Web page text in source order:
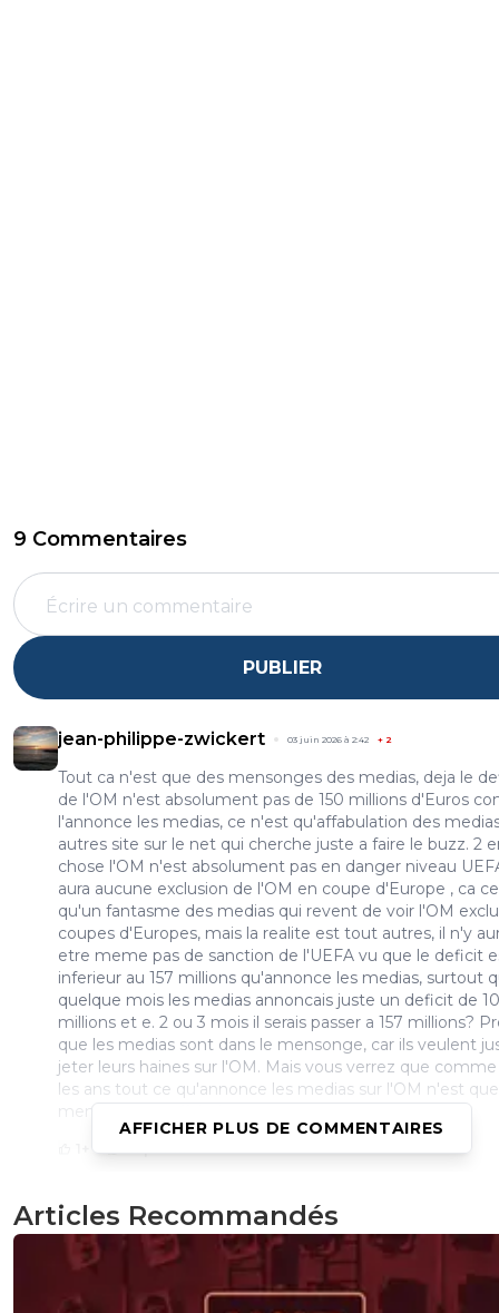
9 Commentaires
PUBLIER
jean-philippe-zwickert 03 juin 2026 à 2:42 + 2
Tout ca n'est que des mensonges des medias, deja le
de l'OM n'est absolument pas de 150 millions d'Euros
l'annonce les medias, ce n'est qu'affabulation des
autres site sur le net qui cherche juste a faire le buzz. 2
chose l'OM n'est absolument pas en danger niveau
aura aucune exclusion de l'OM en coupe d'Europe , ca
qu'un fantasme des medias qui revent de voir l'OM
coupes d'Europes, mais la realite est tout autres, il n'y
etre meme pas de sanction de l'UEFA vu que le deficit
inferieur au 157 millions qu'annonce les medias, surtout
quelque mois les medias annoncais juste un deficit de
millions et e. 2 ou 3 mois il serais passer a 157 millions?
que les medias sont dans le mensonge, car ils veulent
jeter leurs haines sur l'OM. Mais vous verrez que
les ans tout ce qu'annonce les medias sur l'OM n'est que
mensonge et affabulation.
Répondre
ouai si Genesio ne viens pas a cause du fric on pas avoir
entraineur encore plus cher quelque fois avant d'écrire il
AFFICHER PLUS DE COMMENTAIRES
Articles Recommandés